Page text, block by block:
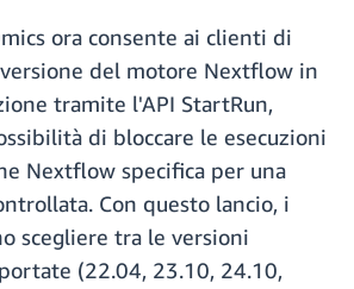
ora consente ai clienti di
del motore Nextflow in
tramite l'API StartRun,
di bloccare le esecuzioni
Nextflow specifica per una
Con questo lancio, i
scegliere tra le versioni
(22.04, 23.10, 24.10,